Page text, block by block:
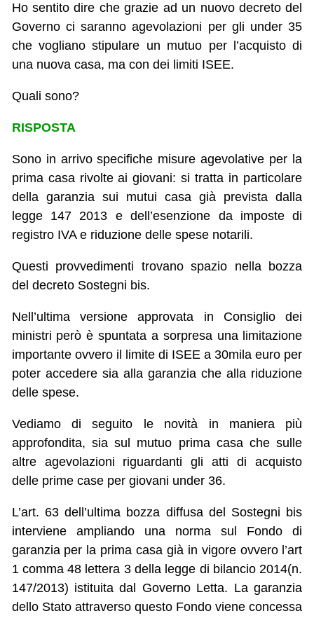
Ho sentito dire che grazie ad un nuovo decreto del
Governo ci saranno agevolazioni per gli under 35
che vogliano stipulare un mutuo per l’acquisto di
una nuova casa, ma con dei limiti ISEE.
Quali sono?
RISPOSTA
Sono in arrivo specifiche misure agevolative per la
prima casa rivolte ai giovani: si tratta in particolare
della garanzia sui mutui casa già prevista dalla
legge 147 2013 e dell’esenzione da imposte di
registro IVA e riduzione delle spese notarili.
Questi provvedimenti trovano spazio nella bozza
del decreto Sostegni bis.
Nell’ultima versione approvata in Consiglio dei
ministri però è spuntata a sorpresa una limitazione
importante ovvero il limite di ISEE a 30mila euro per
poter accedere sia alla garanzia che alla riduzione
delle spese.
Vediamo di seguito le novità in maniera più
approfondita, sia sul mutuo prima casa che sulle
altre agevolazioni riguardanti gli atti di acquisto
delle prime case per giovani under 36.
L’art. 63 dell’ultima bozza diffusa del Sostegni bis
interviene ampliando una norma sul Fondo di
garanzia per la prima casa già in vigore ovvero l’art
1 comma 48 lettera 3 della legge di bilancio 2014(n.
147/2013) istituita dal Governo Letta. La garanzia
dello Stato attraverso questo Fondo viene concessa